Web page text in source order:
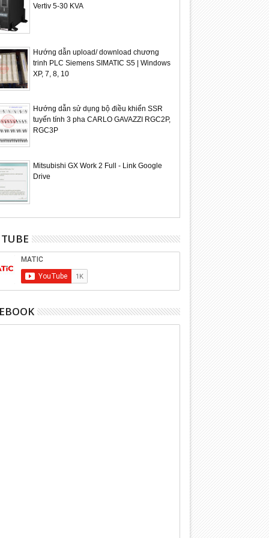
Vertiv 5-30 KVA
Hướng dẫn upload/ download chương
trinh PLC Siemens SIMATIC S5 | Windows
XP, 7, 8, 10
Hướng dẫn sử dụng bộ điều khiển SSR
tuyến tính 3 pha CARLO GAVAZZI RGC2P,
RGC3P
Mitsubishi GX Work 2 Full - Link Google
Drive